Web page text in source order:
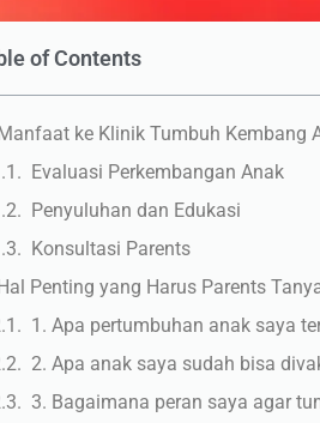
of Contents
ke Klinik Tumbuh Kembang
Evaluasi Perkembangan Anak
Penyuluhan dan Edukasi
Konsultasi Parents
Penting yang Harus Parents
1. Apa pertumbuhan anak saya
2. Apa anak saya sudah bisa
3. Bagaimana peran saya agar